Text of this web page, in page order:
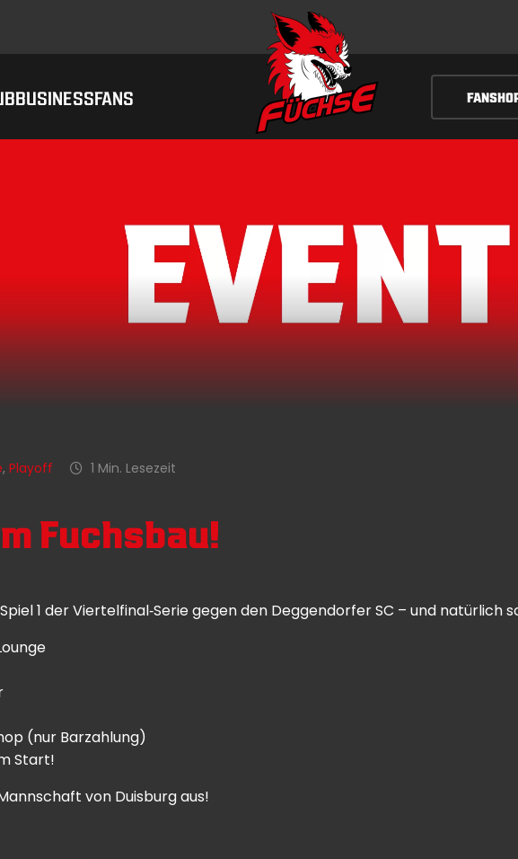
BUSINESSFANS
, Playoff 1 Min. Lesezeit
Fuchsbau!
1 der Viertelfinal‑Serie gegen den Deggendorfer SC – und natürlich
(nur Barzahlung)
Start!
von Duisburg aus!